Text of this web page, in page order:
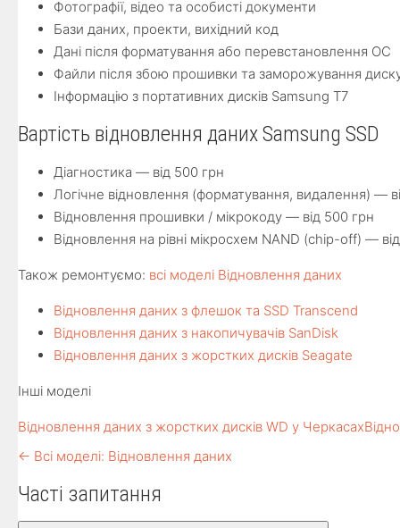
Фотографії, відео та особисті документи
Бази даних, проекти, вихідний код
Дані після форматування або перевстановлення ОС
Файли після збою прошивки та заморожування
Інформацію з портативних дисків Samsung T7
Вартість відновлення даних Samsung SSD
Діагностика — від 500 грн
Логічне відновлення (форматування, видалення) —
Відновлення прошивки / мікрокоду — від 500 грн
Відновлення на рівні мікросхем NAND (chip-off) —
Також ремонтуємо: всі моделі Відновлення даних
Відновлення даних з флешок та SSD Transcend
Відновлення даних з накопичувачів SanDisk
Відновлення даних з жорстких дисків Seagate
Інші моделі
Відновлення даних з жорстких дисків WD у Черкасах
← Всі моделі: Відновлення даних
Часті запитання